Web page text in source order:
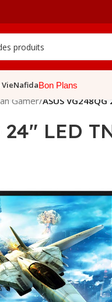
NafidaBon Plans
Gamer/ASUS
LED